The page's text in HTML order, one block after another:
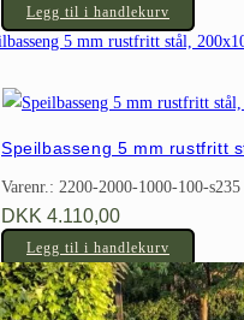
Legg til i handlekurv
Speilbasseng 5 mm rustfritt
Varenr.: 2200-2000-1000-100-s235
DKK 4.110,00
Legg til i handlekurv